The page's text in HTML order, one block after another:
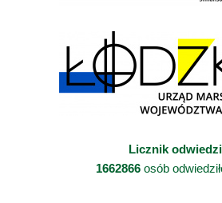
Licznik
1662866osób